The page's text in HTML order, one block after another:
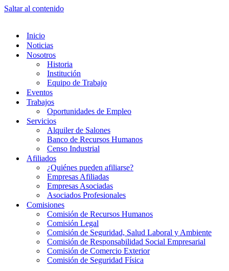
Saltar al contenido
Inicio
Noticias
Nosotros
Historia
Institución
Equipo de Trabajo
Eventos
Trabajos
Oportunidades de Empleo
Servicios
Alquiler de Salones
Banco de Recursos Humanos
Censo Industrial
Afiliados
¿Quiénes pueden afiliarse?
Empresas Afiliadas
Empresas Asociadas
Asociados Profesionales
Comisiones
Comisión de Recursos Humanos
Comisión Legal
Comisión de Seguridad, Salud Laboral y Ambiente
Comisión de Responsabilidad Social Empresarial
Comisión de Comercio Exterior
Comisión de Seguridad Física